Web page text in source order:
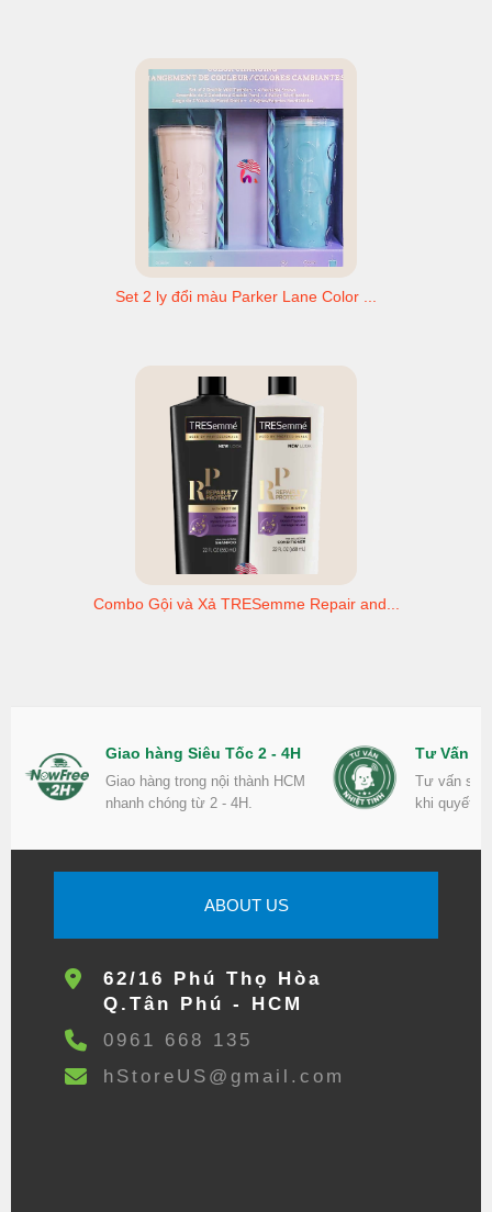
Set 2 ly đổi màu Parker Lane Color ...
Combo Gội và Xả TRESemme Repair and...
Giao hàng Siêu Tốc 2 - 4H
Giao hàng trong nội thành HCM
nhanh chóng từ 2 - 4H.
Tư Vấn
Tư vấn
khi quyết
ABOUT US
62/16 Phú Thọ Hòa
Q.Tân Phú - HCM
0961 668 135
hStoreUS@gmail.com